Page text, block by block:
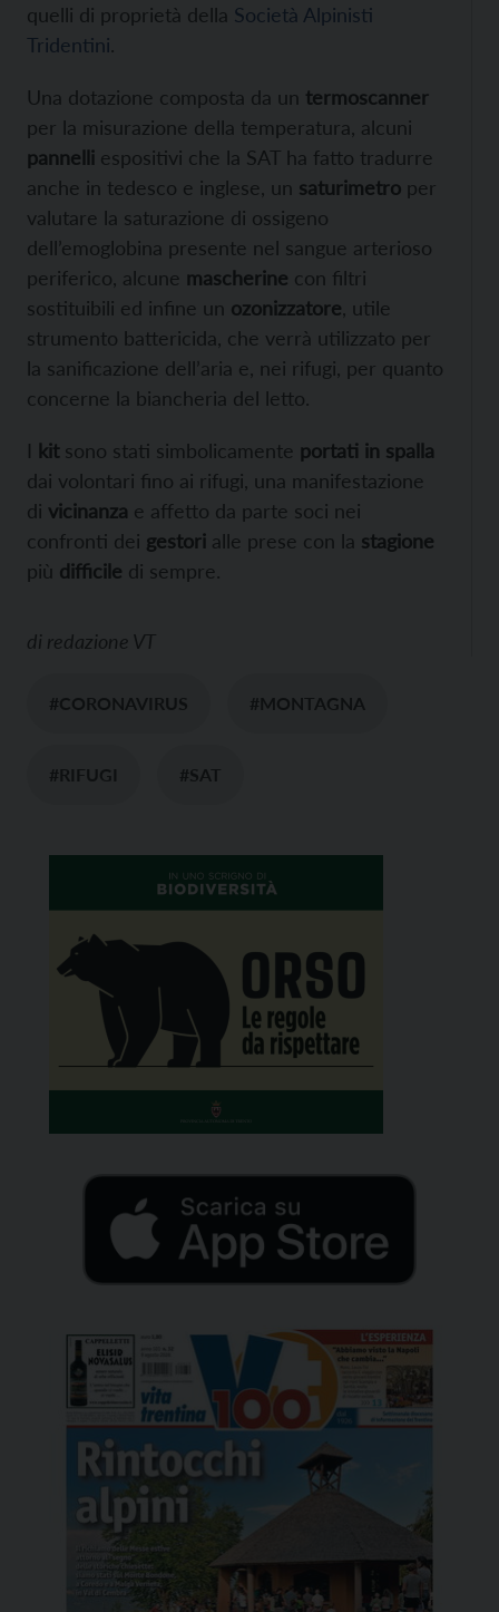
quelli di proprietà della Società Alpinisti
Tridentini.
Una dotazione composta da un termoscanner
per la misurazione della temperatura, alcuni
pannelli espositivi che la SAT ha fatto tradurre
anche in tedesco e inglese, un saturimetro per
valutare la saturazione di ossigeno
dell’emoglobina presente nel sangue arterioso
periferico, alcune mascherine con filtri
sostituibili ed infine un ozonizzatore , utile
strumento battericida, che verrà utilizzato per
la sanificazione dell’aria e, nei rifugi, per quanto
concerne la biancheria del letto.
I kitsono stati simbolicamente portati in spalla
dai volontari fino ai rifugi, una manifestazione
di vicinanza e affetto da parte soci nei
confronti dei gestori alle prese con la stagione
più difficile di sempre.
di redazione VT
#CORONAVIRUS #MONTAGNA
#RIFUGI #SAT